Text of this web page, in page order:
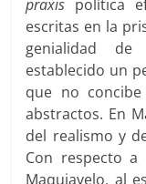
praxis política
escritas en la
genialidad
establecido un
que no
abstractos. En
del realismo y
Con respecto a
Maquiavelo, al